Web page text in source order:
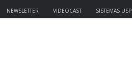
NEWSLETTER VIDEOCAST SISTEMAS USP